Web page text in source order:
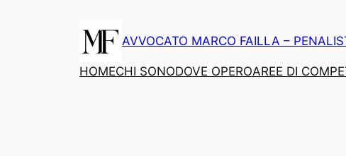
AVVOCATO MARCO FAILLA –
HOMECHI SONODOVE OPEROAREE DI